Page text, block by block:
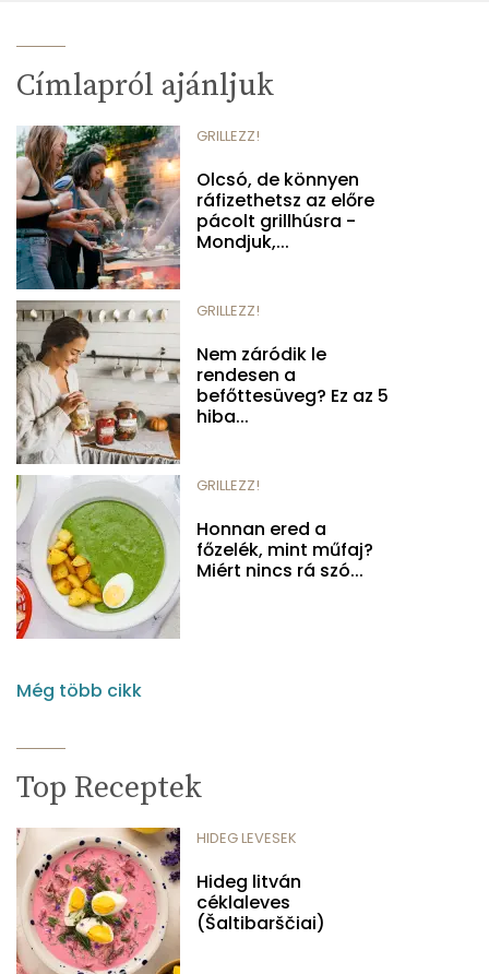
Címlapról ajánljuk
GRILLEZZ!
Olcsó, de könnyen
ráfizethetsz az előre
pácolt grillhúsra -
Mondjuk,...
GRILLEZZ!
Nem záródik le
rendesen a
befőttesüveg? Ez az 5
hiba...
GRILLEZZ!
Honnan ered a
főzelék, mint műfaj?
Miért nincs rá szó...
Még több cikk
Top Receptek
HIDEG LEVESEK
Hideg litván
céklaleves
(Šaltibarščiai)